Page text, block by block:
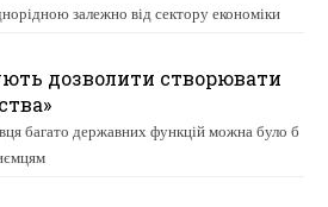
залежно від сектору економіки
дозволити створювати
багато державних функцій можна було б